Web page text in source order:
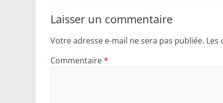
Laisser un commentaire
Votre adresse e-mail ne sera pas publiée. Les
Commentaire*